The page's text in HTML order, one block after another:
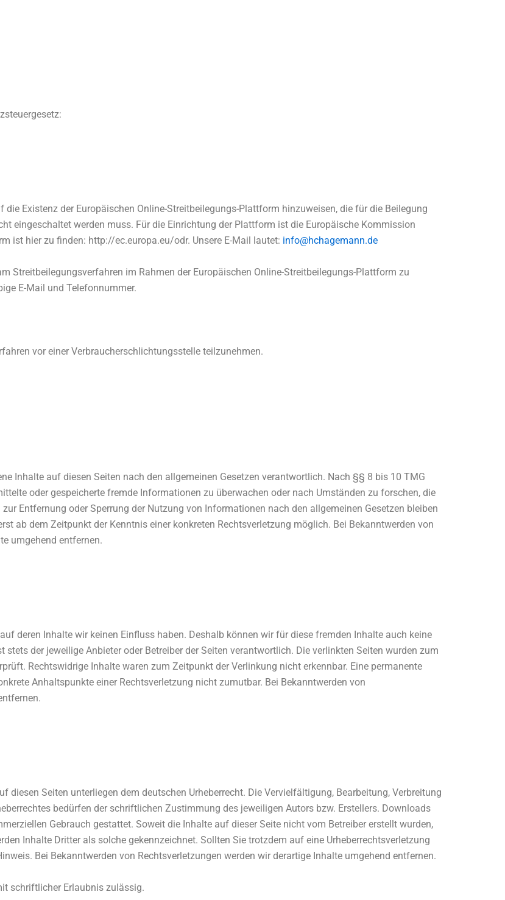
Existenz der Europäischen Online-Streitbeilegungs-Plattform hinzuweisen, die für die Beilegung
eingeschaltet werden muss. Für die Einrichtung der Plattform ist die Europäische Kommission
ist hier zu finden: http://ec.europa.eu/odr. Unsere E-Mail lautet: info@hchagemann.de
Streitbeilegungsverfahren im Rahmen der Europäischen Online-Streitbeilegungs-Plattform zu
E-Mail und Telefonnummer.
vor einer Verbraucherschlichtungsstelle teilzunehmen.
Inhalte auf diesen Seiten nach den allgemeinen Gesetzen verantwortlich. Nach §§ 8 bis 10 TMG
oder gespeicherte fremde Informationen zu überwachen oder nach Umständen zu forschen, die
Entfernung oder Sperrung der Nutzung von Informationen nach den allgemeinen Gesetzen bleiben
ab dem Zeitpunkt der Kenntnis einer konkreten Rechtsverletzung möglich. Bei Bekanntwerden von
umgehend entfernen.
deren Inhalte wir keinen Einfluss haben. Deshalb können wir für diese fremden Inhalte auch keine
der jeweilige Anbieter oder Betreiber der Seiten verantwortlich. Die verlinkten Seiten wurden zum
Rechtswidrige Inhalte waren zum Zeitpunkt der Verlinkung nicht erkennbar. Eine permanente
Anhaltspunkte einer Rechtsverletzung nicht zumutbar. Bei Bekanntwerden von
diesen Seiten unterliegen dem deutschen Urheberrecht. Die Vervielfältigung, Bearbeitung, Verbreitung
bedürfen der schriftlichen Zustimmung des jeweiligen Autors bzw. Erstellers. Downloads
Gebrauch gestattet. Soweit die Inhalte auf dieser Seite nicht vom Betreiber erstellt wurden,
Inhalte Dritter als solche gekennzeichnet. Sollten Sie trotzdem auf eine Urheberrechtsverletzung
Bei Bekanntwerden von Rechtsverletzungen werden wir derartige Inhalte umgehend entfernen.
schriftlicher Erlaubnis zulässig.